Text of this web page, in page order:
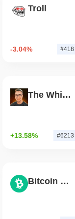
bruciare le
Troll
-3.04% #418
The White Bull
+13.58% #6213
Bitcoin Cash